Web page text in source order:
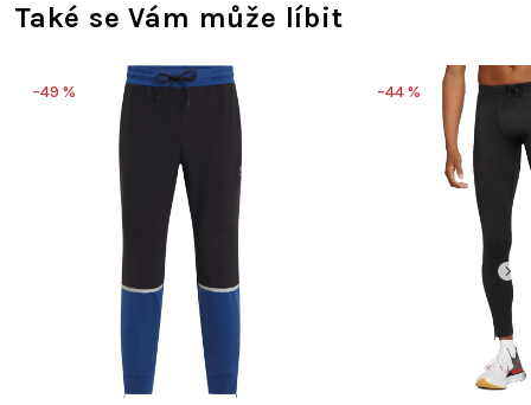
Také se Vám může líbit
–49 % –44 %